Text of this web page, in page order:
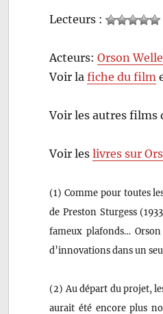
Lecteurs :
Acteurs:Orson
Voir lafiche du film
Voir les autres films
Voir leslivres sur
(1) Comme pour toutes
de Preston Sturgess
fameux plafonds…
d’innovations dans un
(2) Au départ du projet,
aurait été encore plus